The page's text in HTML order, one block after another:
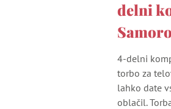
delni
4-delni
torbo za
lahko date
oblačil.